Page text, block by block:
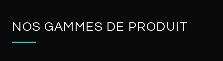
NOS GAMMES DE PRODUIT